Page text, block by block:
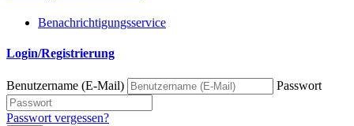
Benachrichtigungsservice
Login/Registrierung
Benutzername (E-Mail) Passwort
Passwort vergessen?